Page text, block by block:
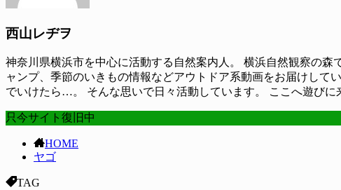
西山レヂヲ
神奈川県横浜市を中心に活動する自然案内人。 横浜自然観察の森
ャンプ、季節のいきもの情報などアウトドア系動画をお届けして
でいけたら…。 そんな思いで日々活動しています。 ここへ遊び
只今サイト復旧中
HOME
ヤゴ
TAG